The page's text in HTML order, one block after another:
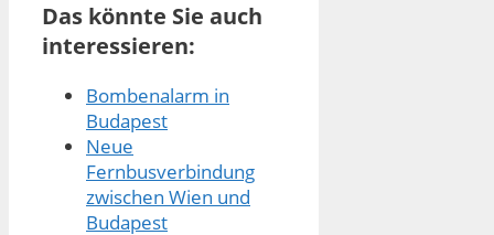
Das könnte Sie auch
interessieren:
Bombenalarm in
Budapest
Neue
Fernbusverbindung
zwischen Wien und
Budapest